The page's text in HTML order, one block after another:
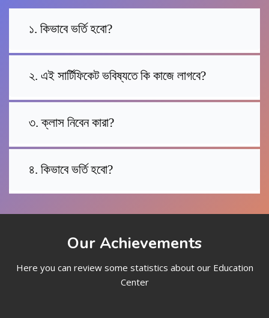
১. কিভাবে ভর্তি হবো?
২. এই সার্টিফিকেট ভবিষ্যতে কি কাজে লাগবে?
৩. ক্লাস নিবেন কারা?
৪. কিভাবে ভর্তি হবো?
Our Achievements
Here you can review some statistics about our Education
Center